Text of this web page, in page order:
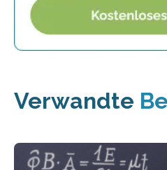
Verwandte